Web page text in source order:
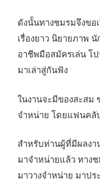
ดังนั้นทางชมรมจึงขอ
เรื่องยาว นิยายภาพ
อาชีพมือสมัครเล่น โ
มาเล่าสู่กันฟัง
ในงานจะมีของสะสม
จำหน่าย โดยแฟนคลั
สำหรับท่านผู้ที่มีผลง
มาจำหน่ายแล้ว ทาง
มาวางจำหน่าย มาป